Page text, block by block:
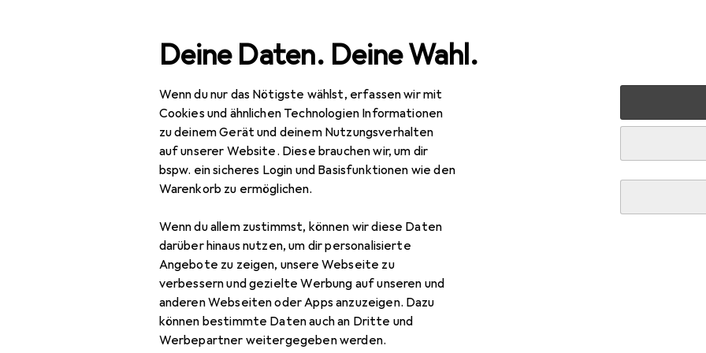
Deine Daten. Deine Wahl.
Wenn du nur das Nötigste wählst, erfassen wir mit
Cookies und ähnlichen Technologien Informationen
zu deinem Gerät und deinem Nutzungsverhalten
auf unserer Website. Diese brauchen wir, um dir
bspw. ein sicheres Login und Basisfunktionen wie den
Warenkorb zu ermöglichen.
Wenn du allem zustimmst, können wir diese Daten
darüber hinaus nutzen, um dir personalisierte
Angebote zu zeigen, unsere Webseite zu
verbessern und gezielte Werbung auf unseren und
anderen Webseiten oder Apps anzuzeigen. Dazu
können bestimmte Daten auch an Dritte und
Werbepartner weitergegeben werden.
Navigation nach Kategorien Gesamtsortiment Baumarkt + Garten